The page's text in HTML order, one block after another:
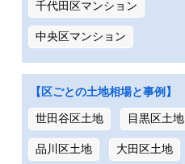
千代田区マンション
中央区マンション
【区ごとの土地相場と事例】
世田谷区土地 目黒区土地
品川区土地 大田区土地